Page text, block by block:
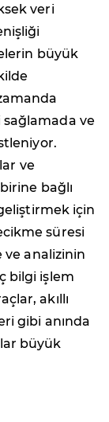
veri
büyük
ve
ve
bağlı
geliştirmek için
süresi
ve analizinin
bilgi işlem
akıllı
gibi anında
büyük